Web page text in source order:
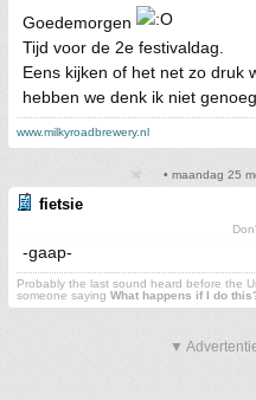
Goedemorgen
Tijd voor de 2e festivaldag.
Eens kijken of het net zo druk
hebben we denk ik niet
www.milkyroadbrewery.nl
• maandag 25
fietsie
-gaap-
Probably the last sound heard before the
someone saying What happens if I do
▼